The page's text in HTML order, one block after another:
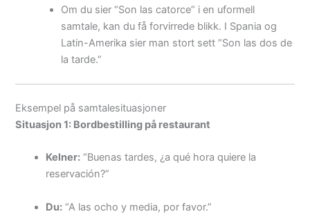
Om du sier “Son las catorce” i en uformell
samtale, kan du få forvirrede blikk. I Spania og
Latin-Amerika sier man stort sett “Son las dos de
la tarde.”
Eksempel på samtalesituasjoner
Situasjon 1: Bordbestilling på restaurant
Kelner: “Buenas tardes, ¿a qué hora quiere la
reservación?”
Du: “A las ocho y media, por favor.”